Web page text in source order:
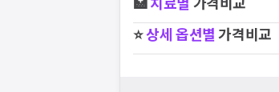
⭐상세 옵션별가격비교